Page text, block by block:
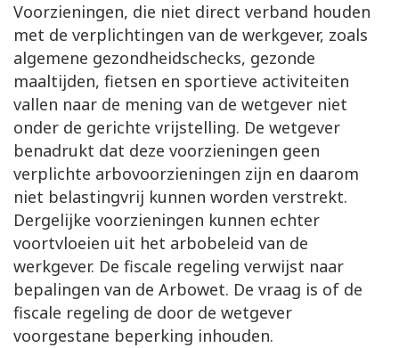
Voorzieningen, die niet direct verband houden
met de verplichtingen van de werkgever, zoals
algemene gezondheidschecks, gezonde
maaltijden, fietsen en sportieve activiteiten
vallen naar de mening van de wetgever niet
onder de gerichte vrijstelling. De wetgever
benadrukt dat deze voorzieningen geen
verplichte arbovoorzieningen zijn en daarom
niet belastingvrij kunnen worden verstrekt.
Dergelijke voorzieningen kunnen echter
voortvloeien uit het arbobeleid van de
werkgever. De fiscale regeling verwijst naar
bepalingen van de Arbowet. De vraag is of de
fiscale regeling de door de wetgever
voorgestane beperking inhouden.